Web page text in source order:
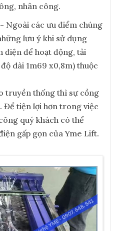
nhân công.
Ngoài các ưu điểm chúng
lưu ý khi sử dụng
điện để hoạt động, tải
dài 1m69 x0,8m) thuộc
truyền thống thì sự cồng
Để tiện lợi hơn trong việc
quý khách có thể
gấp gọn của Yme Lift.